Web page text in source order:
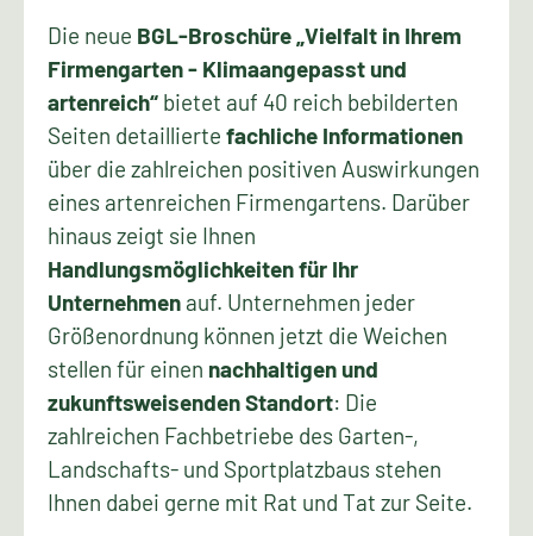
Die neue BGL-Broschüre „Vielfalt in Ihrem
Firmengarten - Klimaangepasst und
artenreich“ bietet auf 40 reich bebilderten
Seiten detaillierte fachliche Informationen
über die zahlreichen positiven Auswirkungen
eines artenreichen Firmengartens. Darüber
hinaus zeigt sie Ihnen
Handlungsmöglichkeiten für Ihr
Unternehmen auf. Unternehmen jeder
Größenordnung können jetzt die Weichen
stellen für einen nachhaltigen und
zukunftsweisenden Standort: Die
zahlreichen Fachbetriebe des Garten-,
Landschafts- und Sportplatzbaus stehen
Ihnen dabei gerne mit Rat und Tat zur Seite.